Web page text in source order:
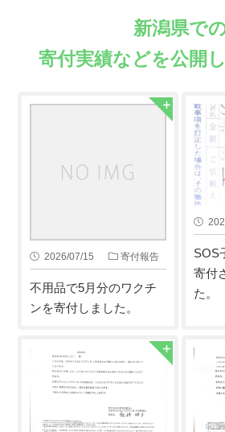
新潟県で
寄付実績などを公開
2026/07/15 寄付報告
不用品で5月分のワクチ
ンを寄付しました。
SOS
寄付
た。